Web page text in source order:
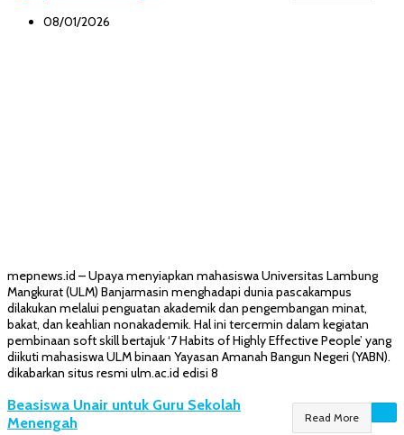
08/01/2026
mepnews.id – Upaya menyiapkan mahasiswa Universitas Lambung
Mangkurat (ULM) Banjarmasin menghadapi dunia pascakampus
dilakukan melalui penguatan akademik dan pengembangan minat,
bakat, dan keahlian nonakademik. Hal ini tercermin dalam kegiatan
pembinaan soft skill bertajuk ‘7 Habits of Highly Effective People’ yang
diikuti mahasiswa ULM binaan Yayasan Amanah Bangun Negeri (YABN).
dikabarkan situs resmi ulm.ac.id edisi 8
Read More
Beasiswa Unair untuk Guru Sekolah
Menengah